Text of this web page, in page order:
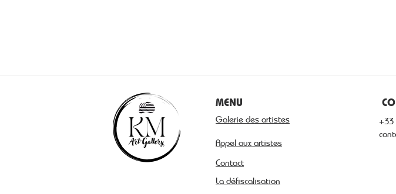
MENU
Galerie des artistes
Appel aux artistes
Contact
La défiscalisation
+33